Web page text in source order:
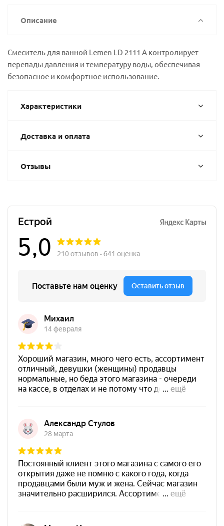
Описание
Смеситель для ванной Lemen LD 2111 А контролирует
перепады давления и температуру воды, обеспечивая
безопасное и комфортное использование.
Характеристики
Доставка и оплата
Отзывы